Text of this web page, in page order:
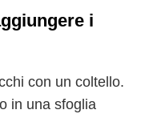
i
con un coltello.
in una sfoglia